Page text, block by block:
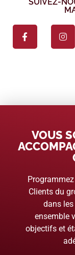
VOUS
Clients du
dans
ensemble
objectifs et